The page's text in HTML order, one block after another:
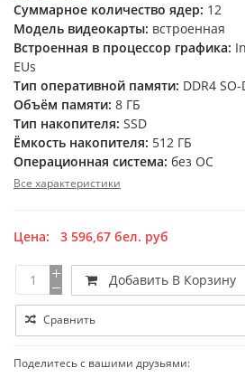
Суммарное количество ядер: 12
Модель видеокарты: встроенная
Встроенная в процессор графика:
EUs
Тип оперативной памяти: DDR4
Объём памяти: 8 ГБ
Тип накопителя: SSD
Ёмкость накопителя: 512 ГБ
Операционная система: без ОС
Все характеристики
Цена: 3 596,67 бел. руб
Добавить В Корзину
Сравнить
Поделитесь с вашими друзьями: